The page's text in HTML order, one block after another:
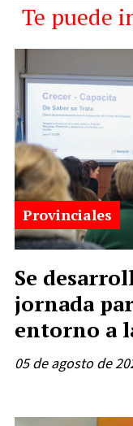
Te puede
Se
jornada
entorno a
Provinciales
05 de agosto de